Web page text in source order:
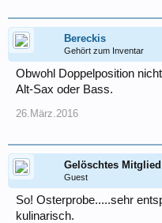
Bereckis
Gehört zum Inventar
Obwohl Doppelposition
Alt-Sax oder Bass.
26.März.2016
Gelöschtes Mitglied
Guest
So! Osterprobe.....sehr
kulinarisch.